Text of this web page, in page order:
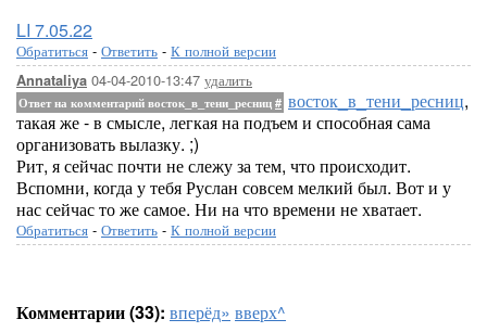
LI 7.05.22
Обратиться - Ответить - К полной версии
Annataliya 04-04-2010-13:47 удалить
Ответ на комментарий восток_в_тени_ресниц # восток_в_тени_ресниц,
такая же - в смысле, легкая на подъем и способная сама
организовать вылазку. ;)
Рит, я сейчас почти не слежу за тем, что происходит.
Вспомни, когда у тебя Руслан совсем мелкий был. Вот и у
нас сейчас то же самое. Ни на что времени не хватает.
Обратиться - Ответить - К полной версии
Комментарии (33): вперёд» вверх^